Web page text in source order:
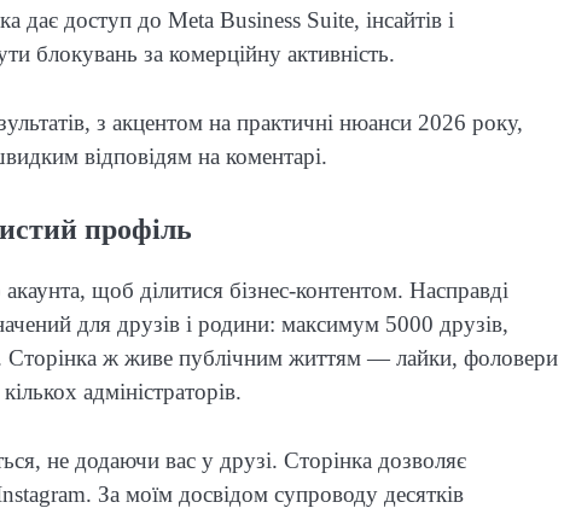
дає доступ до Meta Business Suite, інсайтів і
блокувань за комерційну активність.
з акцентом на практичні нюанси 2026 року,
відповідям на коментарі.
профіль
щоб ділитися бізнес-контентом. Насправді
для друзів і родини: максимум 5000 друзів,
Сторінка ж живе публічним життям — лайки, фоловери
адміністраторів.
не додаючи вас у друзі. Сторінка дозволяє
За моїм досвідом супроводу десятків